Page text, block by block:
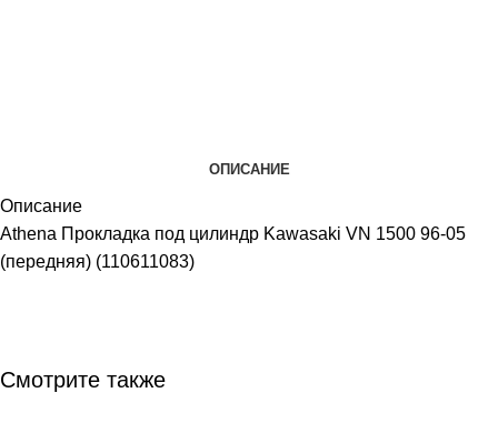
ОПИСАНИЕ
Описание
Athena Прокладка под цилиндр Kawasaki VN 1500 96-05
(передняя) (110611083)
Смотрите также